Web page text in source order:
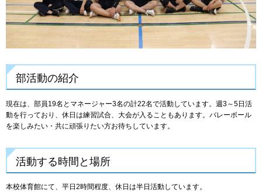
部活動の紹介
現在は、部員19名とマネージャー3名の計22名で活動しています。週3～5日活
動を行っており、休日は練習試合、大会が入ることもあります。バレーボール
を楽しみたい・共に頑張りたい方お待ちしています。
活動する時間と場所
本校体育館にて、平日2時間程度、休日は半日活動しています。